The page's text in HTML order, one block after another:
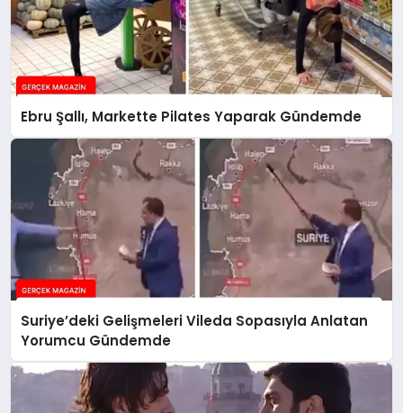
Ebru Şallı, Markette Pilates Yaparak Gündemde
Suriye’deki Gelişmeleri Vileda Sopasıyla Anlatan
Yorumcu Gündemde